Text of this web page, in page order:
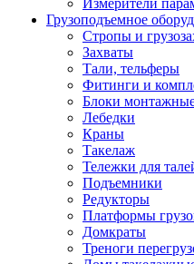
Измерители
Грузоподъемное
Стропы и
Захваты
Тали, тельферы
Фитинги и
Блоки
Лебедки
Краны
Такелаж
Тележки для
Подъемники
Редукторы
Платформы
Домкраты
Треноги